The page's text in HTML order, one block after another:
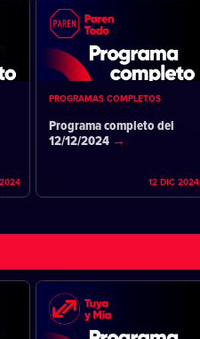
PROGRAMAS COMPLETOS
Programa completo del
12/12/2024
12 DIC 2024